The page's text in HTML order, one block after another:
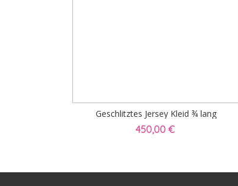
Geschlitztes Jersey Kleid ¾ lang
450,00 €